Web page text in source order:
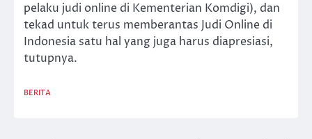
pelaku judi online di Kementerian Komdigi), dan
tekad untuk terus memberantas Judi Online di
Indonesia satu hal yang juga harus diapresiasi,
tutupnya.
BERITA